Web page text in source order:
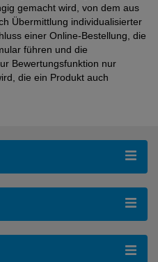
gemacht wird, von dem aus
Übermittlung individualisierter
einer Online-Bestellung, die
führen und die
Bewertungsfunktion nur
die ein Produkt auch